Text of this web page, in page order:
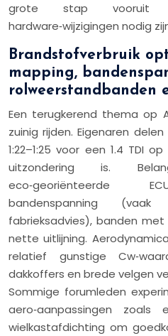
grote stap vooruit
hardware‑wijzigingen nodig
Brandstofverbruik
mapping,
rolweerstandbanden
Een terugkerend thema op
zuinig rijden. Eigenaren
1:22–1:25 voor een 1.4 TDI
uitzondering is.
eco‑georiënteerde
bandenspanning
fabrieksadvies), banden
nette uitlijning.
relatief gunstige
dakkoffers en brede velgen
Sommige forumleden
aero‑aanpassingen
wielkastafdichting om